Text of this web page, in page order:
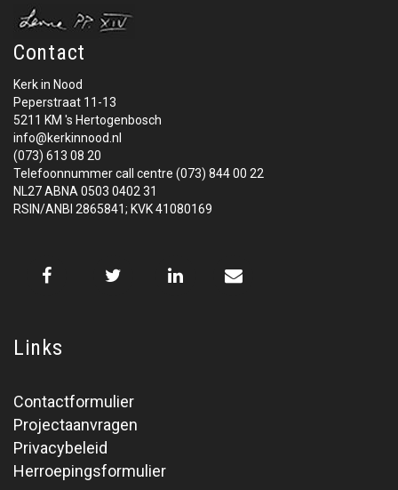
Contact
Kerk in Nood
Peperstraat 11-13
5211 KM 's Hertogenbosch
info@kerkinnood.nl
(073) 613 08 20
Telefoonnummer call centre (073) 844 00 22
NL27 ABNA 0503 0402 31
RSIN/ANBI 2865841; KVK 41080169
Links
Contactformulier
Projectaanvragen
Privacybeleid
Herroepingsformulier